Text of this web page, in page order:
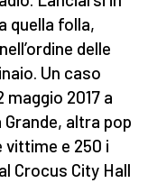
quella folla,
delle
Un caso
2017 a
altra pop
e 250 i
Crocus City Hall